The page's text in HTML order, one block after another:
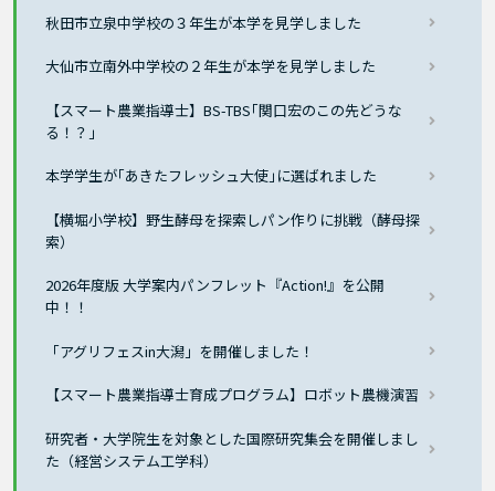
秋田市立泉中学校の３年生が本学を見学しました
大仙市立南外中学校の２年生が本学を見学しました
【スマート農業指導士】BS-TBS｢関口宏のこの先どうな
る！？」
本学学生が｢あきたフレッシュ大使｣に選ばれました
【横堀小学校】野生酵母を探索しパン作りに挑戦（酵母探
索）
2026年度版 大学案内パンフレット『Action!』を公開
中！！
「アグリフェスin大潟」を開催しました！
【スマート農業指導士育成プログラム】ロボット農機演習
研究者・大学院生を対象とした国際研究集会を開催しまし
た（経営システム工学科）